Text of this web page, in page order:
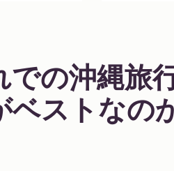
での沖縄旅
ベストなの